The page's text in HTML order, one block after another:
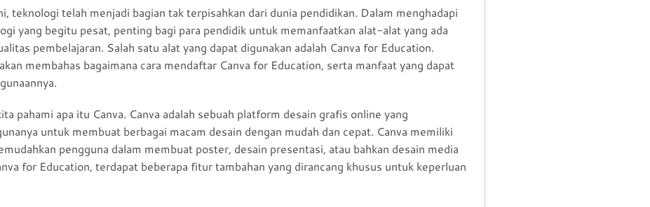
teknologi telah menjadi bagian tak terpisahkan dari dunia pendidikan. Dalam menghadapi
yang begitu pesat, penting bagi para pendidik untuk memanfaatkan alat-alat yang ada
pembelajaran. Salah satu alat yang dapat digunakan adalah Canva for Education.
membahas bagaimana cara mendaftar Canva for Education, serta manfaat yang dapat
pahami apa itu Canva. Canva adalah sebuah platform desain grafis online yang
untuk membuat berbagai macam desain dengan mudah dan cepat. Canva memiliki
pengguna dalam membuat poster, desain presentasi, atau bahkan desain media
for Education, terdapat beberapa fitur tambahan yang dirancang khusus untuk keperluan